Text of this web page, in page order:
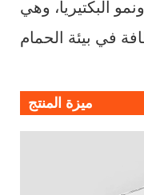
البكتيريا، وهي
ميزة المنتج